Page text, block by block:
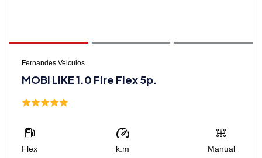
Fernandes Veiculos
MOBI LIKE 1.0 Fire Flex 5p.
Flex k.m Manual